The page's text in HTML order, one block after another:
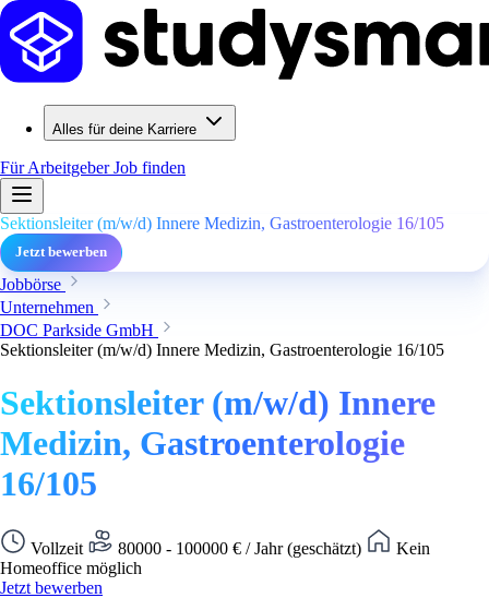
Alles für deine Karriere
Für ArbeitgeberJob finden
Sektionsleiter (m/w/d) Innere Medizin, Gastroenterologie 16/105
Jetzt bewerben
Jobbörse
Unternehmen
DOC Parkside GmbH
Sektionsleiter (m/w/d) Innere Medizin, Gastroenterologie 16/105
Sektionsleiter (m/w/d) Innere
Medizin, Gastroenterologie
16/105
Vollzeit 80000 - 100000 € / Jahr (geschätzt)
Kein
Homeoffice möglich
Jetzt bewerben